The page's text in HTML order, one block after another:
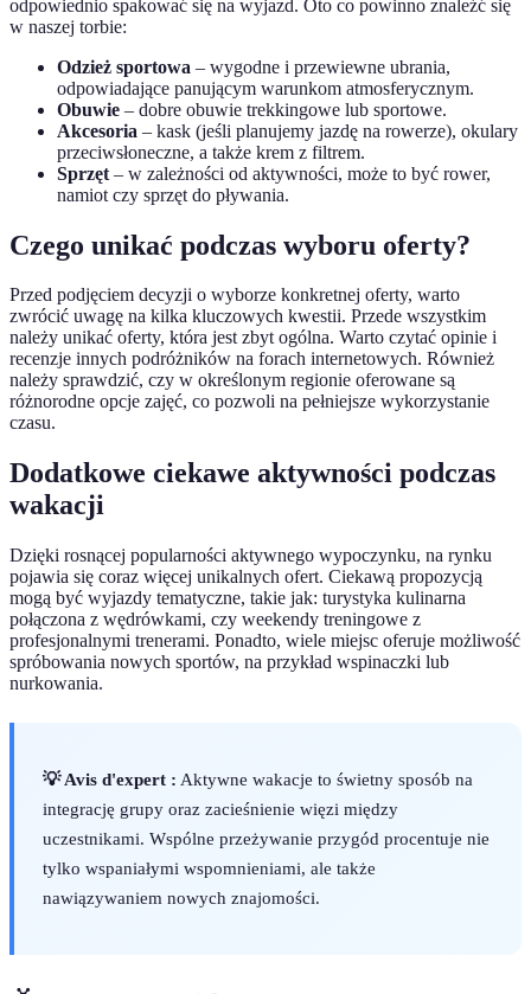
odpowiednio spakować się na wyjazd. Oto co powinno znaleźć się
w naszej torbie:
Odzież sportowa – wygodne i przewiewne ubrania,
odpowiadające panującym warunkom atmosferycznym.
Obuwie – dobre obuwie trekkingowe lub sportowe.
Akcesoria – kask (jeśli planujemy jazdę na rowerze), okulary
przeciwsłoneczne, a także krem z filtrem.
Sprzęt – w zależności od aktywności, może to być rower,
namiot czy sprzęt do pływania.
Czego unikać podczas wyboru oferty?
Przed podjęciem decyzji o wyborze konkretnej oferty, warto
zwrócić uwagę na kilka kluczowych kwestii. Przede wszystkim
należy unikać oferty, która jest zbyt ogólna. Warto czytać opinie i
recenzje innych podróżników na forach internetowych. Również
należy sprawdzić, czy w określonym regionie oferowane są
różnorodne opcje zajęć, co pozwoli na pełniejsze wykorzystanie
czasu.
Dodatkowe ciekawe aktywności podczas
wakacji
Dzięki rosnącej popularności aktywnego wypoczynku, na rynku
pojawia się coraz więcej unikalnych ofert. Ciekawą propozycją
mogą być wyjazdy tematyczne, takie jak: turystyka kulinarna
połączona z wędrówkami, czy weekendy treningowe z
profesjonalnymi trenerami. Ponadto, wiele miejsc oferuje możliwość
spróbowania nowych sportów, na przykład wspinaczki lub
nurkowania.
💡 Avis d'expert : Aktywne wakacje to świetny sposób na
integrację grupy oraz zacieśnienie więzi między
uczestnikami. Wspólne przeżywanie przygód procentuje nie
tylko wspaniałymi wspomnieniami, ale także
nawiązywaniem nowych znajomości.